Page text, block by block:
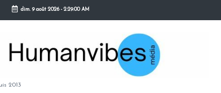
Skip
content
dim. 9 août 2026- 2:29:01 AM
2013